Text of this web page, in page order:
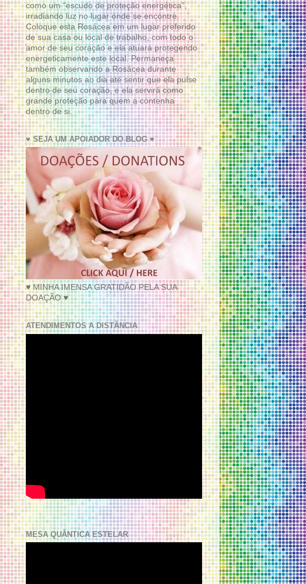
como um “escudo de proteção energética”,
irradiando luz no lugar onde se encontre.
Coloque esta Rosácea em um lugar preferido
de sua casa ou local de trabalho, com todo o
amor de seu coração e ela atuará protegendo
energeticamente este local. Permaneça
também observando a Rosácea durante
alguns minutos ao dia até sentir que ela pulse
dentro de seu coração, e ela servirá como
grande proteção para quem a contenha
dentro de si.
♥ SEJA UM APOIADOR DO BLOG ♥
♥ MINHA IMENSA GRATIDÃO PELA SUA
DOAÇÃO ♥
ATENDIMENTOS A DISTÂNCIA
MESA QUÂNTICA ESTELAR